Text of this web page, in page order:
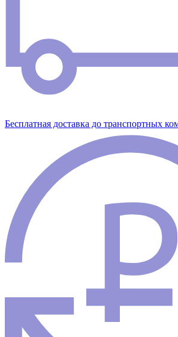
Бесплатная доставка до транспортных